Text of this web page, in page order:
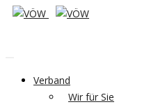
Verband
Wir für Sie